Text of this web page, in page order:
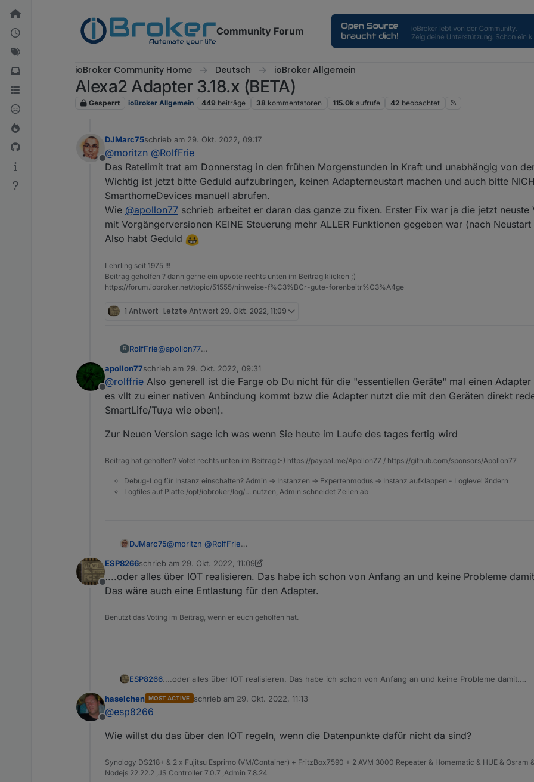
Weiter zum Inhalt
Community Forum
ioBroker Community Home Deutsch ioBroker Allgemein
Alexa2 Adapter 3.18.x (BETA)
Gesperrt ioBroker Allgemein 449 beiträge 38 kommentatoren 115.0k aufrufe 42 beobachtet
Offline
DJMarc75schrieb am 29. Okt. 2022, 09:17
zuletzt editiert von
@moritzn @RolfFrie
Das Ratelimit trat am Donnerstag in den frühen Morgenstunden in Kraft und unabhängig von
Wichtig ist jetzt bitte Geduld aufzubringen, keinen Adapterneustart machen und auch bitte
SmarthomeDevices manuell abrufen.
Wie @apollon77 schrieb arbeitet er daran das ganze zu fixen. Erster Fix war ja die jetzt neuste
mit Vorgängerversionen KEINE Steuerung mehr ALLER Funktionen gegeben war (nach
Also habt Geduld
Lehrling seit 1975 !!!
Beitrag geholfen ? dann gerne ein upvote rechts unten im Beitrag klicken ;)
https://forum.iobroker.net/topic/51555/hinweise-f%C3%BCr-gute-forenbeitr%C3%A4ge
1 Antwort Letzte Antwort 29. Okt. 2022, 11:09
R RolfFrie@apollon77
Denn einige Daten als solches sind schon ziemlich essenziell für meine Umgebung.
Müsste man dann Routinen nutzen, die z.B. vor dem Lesen der Daten die Daten zusätzlich manuell
Offline
apollon77schrieb am 29. Okt. 2022, 09:31
zuletzt editiert von
@rolffrie Also generell ist die Farge ob Du nicht für die "essentiellen Geräte" mal einen Adapter
es vllt zu einer nativen Anbindung kommt bzw die Adapter nutzt die mit den Geräten direkt
SmartLife/Tuya wie oben).
Zur Neuen Version sage ich was wenn Sie heute im Laufe des tages fertig wird
Beitrag hat geholfen? Votet rechts unten im Beitrag :-) https://paypal.me/Apollon77 / https://github.com/sponsors/Apollon77
Debug-Log für Instanz einschalten? Admin -> Instanzen -> Expertenmodus -> Instanz aufklappen - Loglevel ändern
Logfiles auf Platte /opt/iobroker/log/… nutzen, Admin schneidet Zeilen ab
DJMarc75@moritzn @RolfFrie
Wichtig ist jetzt bitte Geduld aufzubringen, keinen Adapterneustart machen und auch bitte NICHT
manuell abrufen.
Wie@apollon77schrieb arbeitet er daran das ganze zu fixen. Erster Fix war ja die jetzt neuste
Vorgängerversionen KEINE Steuerung mehr ALLER Funktionen gegeben war (nach Neustart des
Offline
ESP8266schrieb am 29. Okt. 2022, 11:09
zuletzt editiert von ESP8266
....oder alles über IOT realisieren. Das habe ich schon von Anfang an und keine Probleme
Das wäre auch eine Entlastung für den Adapter.
Benutzt das Voting im Beitrag, wenn er euch geholfen hat.
ESP8266....oder alles über IOT realisieren. Das habe ich schon von Anfang an und keine Probleme damit.
Offline
haselchen MOST ACTIVE schrieb am 29. Okt. 2022, 11:13
zuletzt editiert von
@esp8266
Wie willst du das über den IOT regeln, wenn die Datenpunkte dafür nicht da sind?
Synology DS218+ & 2 x Fujitsu Esprimo (VM/Container) + FritzBox7590 + 2 AVM 3000 Repeater & Homematic & HUE & Osram
Nodejs 22.22.2 ,JS Controller 7.0.7 ,Admin 7.8.24